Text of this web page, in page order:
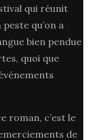
qui réunit
qu’on a
bien pendue
quoi que
roman, c’est le
de